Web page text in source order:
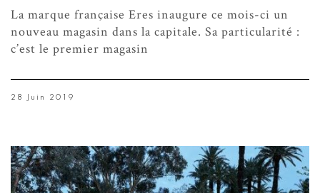
La marque française Eres inaugure ce mois-ci un
nouveau magasin dans la capitale. Sa particularité :
c’est le premier magasin
28 Juin 2019